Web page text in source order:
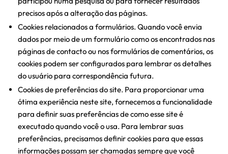
precisos após a alteração das páginas.
Cookies relacionados a formulários. Quando você envia
dados por meio de um formulário como os encontrados nas
páginas de contacto ou nos formulários de comentários, os
cookies podem ser configurados para lembrar os detalhes
do usuário para correspondência futura.
Cookies de preferências do site. Para proporcionar uma
ótima experiência neste site, fornecemos a funcionalidade
para definir suas preferências de como esse site é
executado quando você o usa. Para lembrar suas
preferências, precisamos definir cookies para que essas
informações possam ser chamadas sempre que você